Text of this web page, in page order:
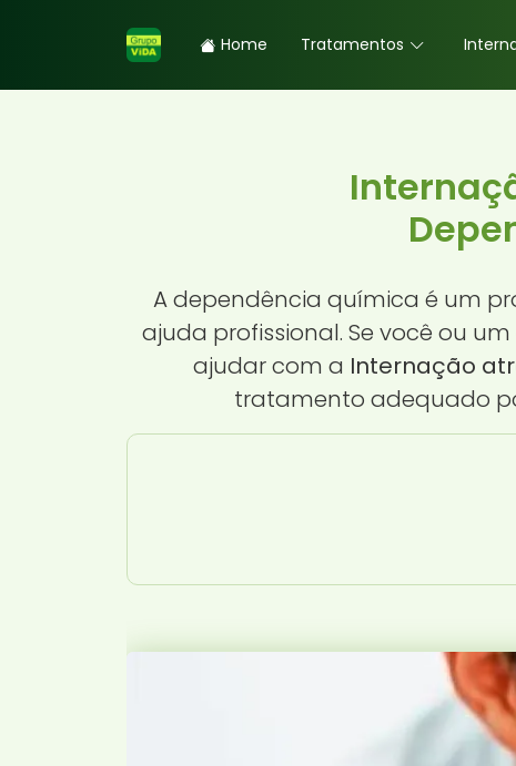
Home Tratamentos
A dependência química é um
ajuda profissional. Se você ou
ajudar com a Internação
tratamento adequado